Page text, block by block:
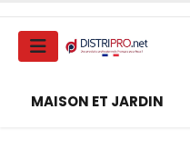
MAISON ET JARDIN